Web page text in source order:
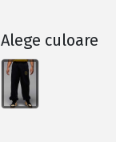
Alege culoare